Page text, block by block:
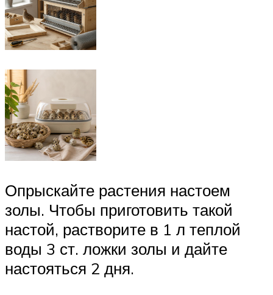
Опрыскайте растения настоем
золы. Чтобы приготовить такой
настой, растворите в 1 л теплой
воды 3 ст. ложки золы и дайте
настояться 2 дня.